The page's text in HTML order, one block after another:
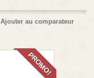
Ajouter au comparateur
PROMO!